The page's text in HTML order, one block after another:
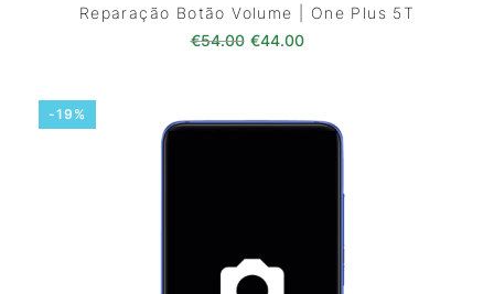
Reparação Botão Volume | One Plus 5T
€54.00 O preço original era: €54.00.
€44.00O preço atual é:
-19%